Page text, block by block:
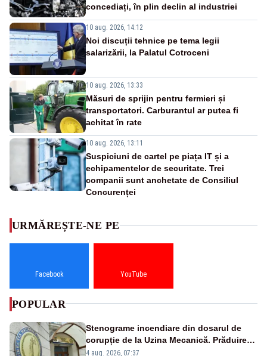
concediați, în plin declin al industriei
10 aug. 2026, 14:12
Noi discuții tehnice pe tema legii
salarizării, la Palatul Cotroceni
10 aug. 2026, 13:33
Măsuri de sprijin pentru fermieri și
transportatori. Carburantul ar putea fi
achitat în rate
10 aug. 2026, 13:11
Suspiciuni de cartel pe piața IT și a
echipamentelor de securitate. Trei
companii sunt anchetate de Consiliul
Concurenței
URMĂREȘTE-NE PE
Facebook YouTube
POPULAR
Stenograme incendiare din dosarul de
corupție de la Uzina Mecanică. Prăduirea
banilor din programul SAFE, interceptată
4 aug. 2026, 07:37